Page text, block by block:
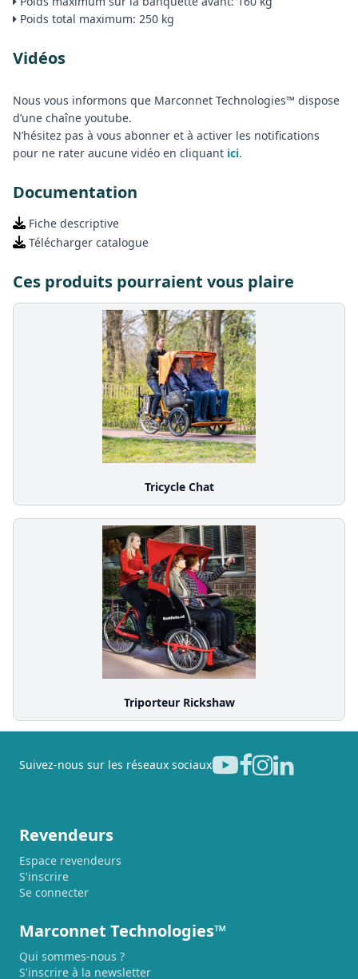
Poids total maximum: 250 kg
Vidéos
Nous vous informons que Marconnet Technologies™ dispose
d’une chaîne youtube.
N’hésitez pas à vous abonner et à activer les notifications
pour ne rater aucune vidéo en cliquant ici.
Documentation
Fiche descriptive
Télécharger catalogue
Ces produits pourraient vous plaire
Tricycle Chat
Triporteur Rickshaw
Suivez-nous sur les réseaux sociaux
Revendeurs
Espace revendeurs
S'inscrire
Se connecter
Marconnet Technologies™
Qui sommes-nous ?
S'inscrire à la newsletter